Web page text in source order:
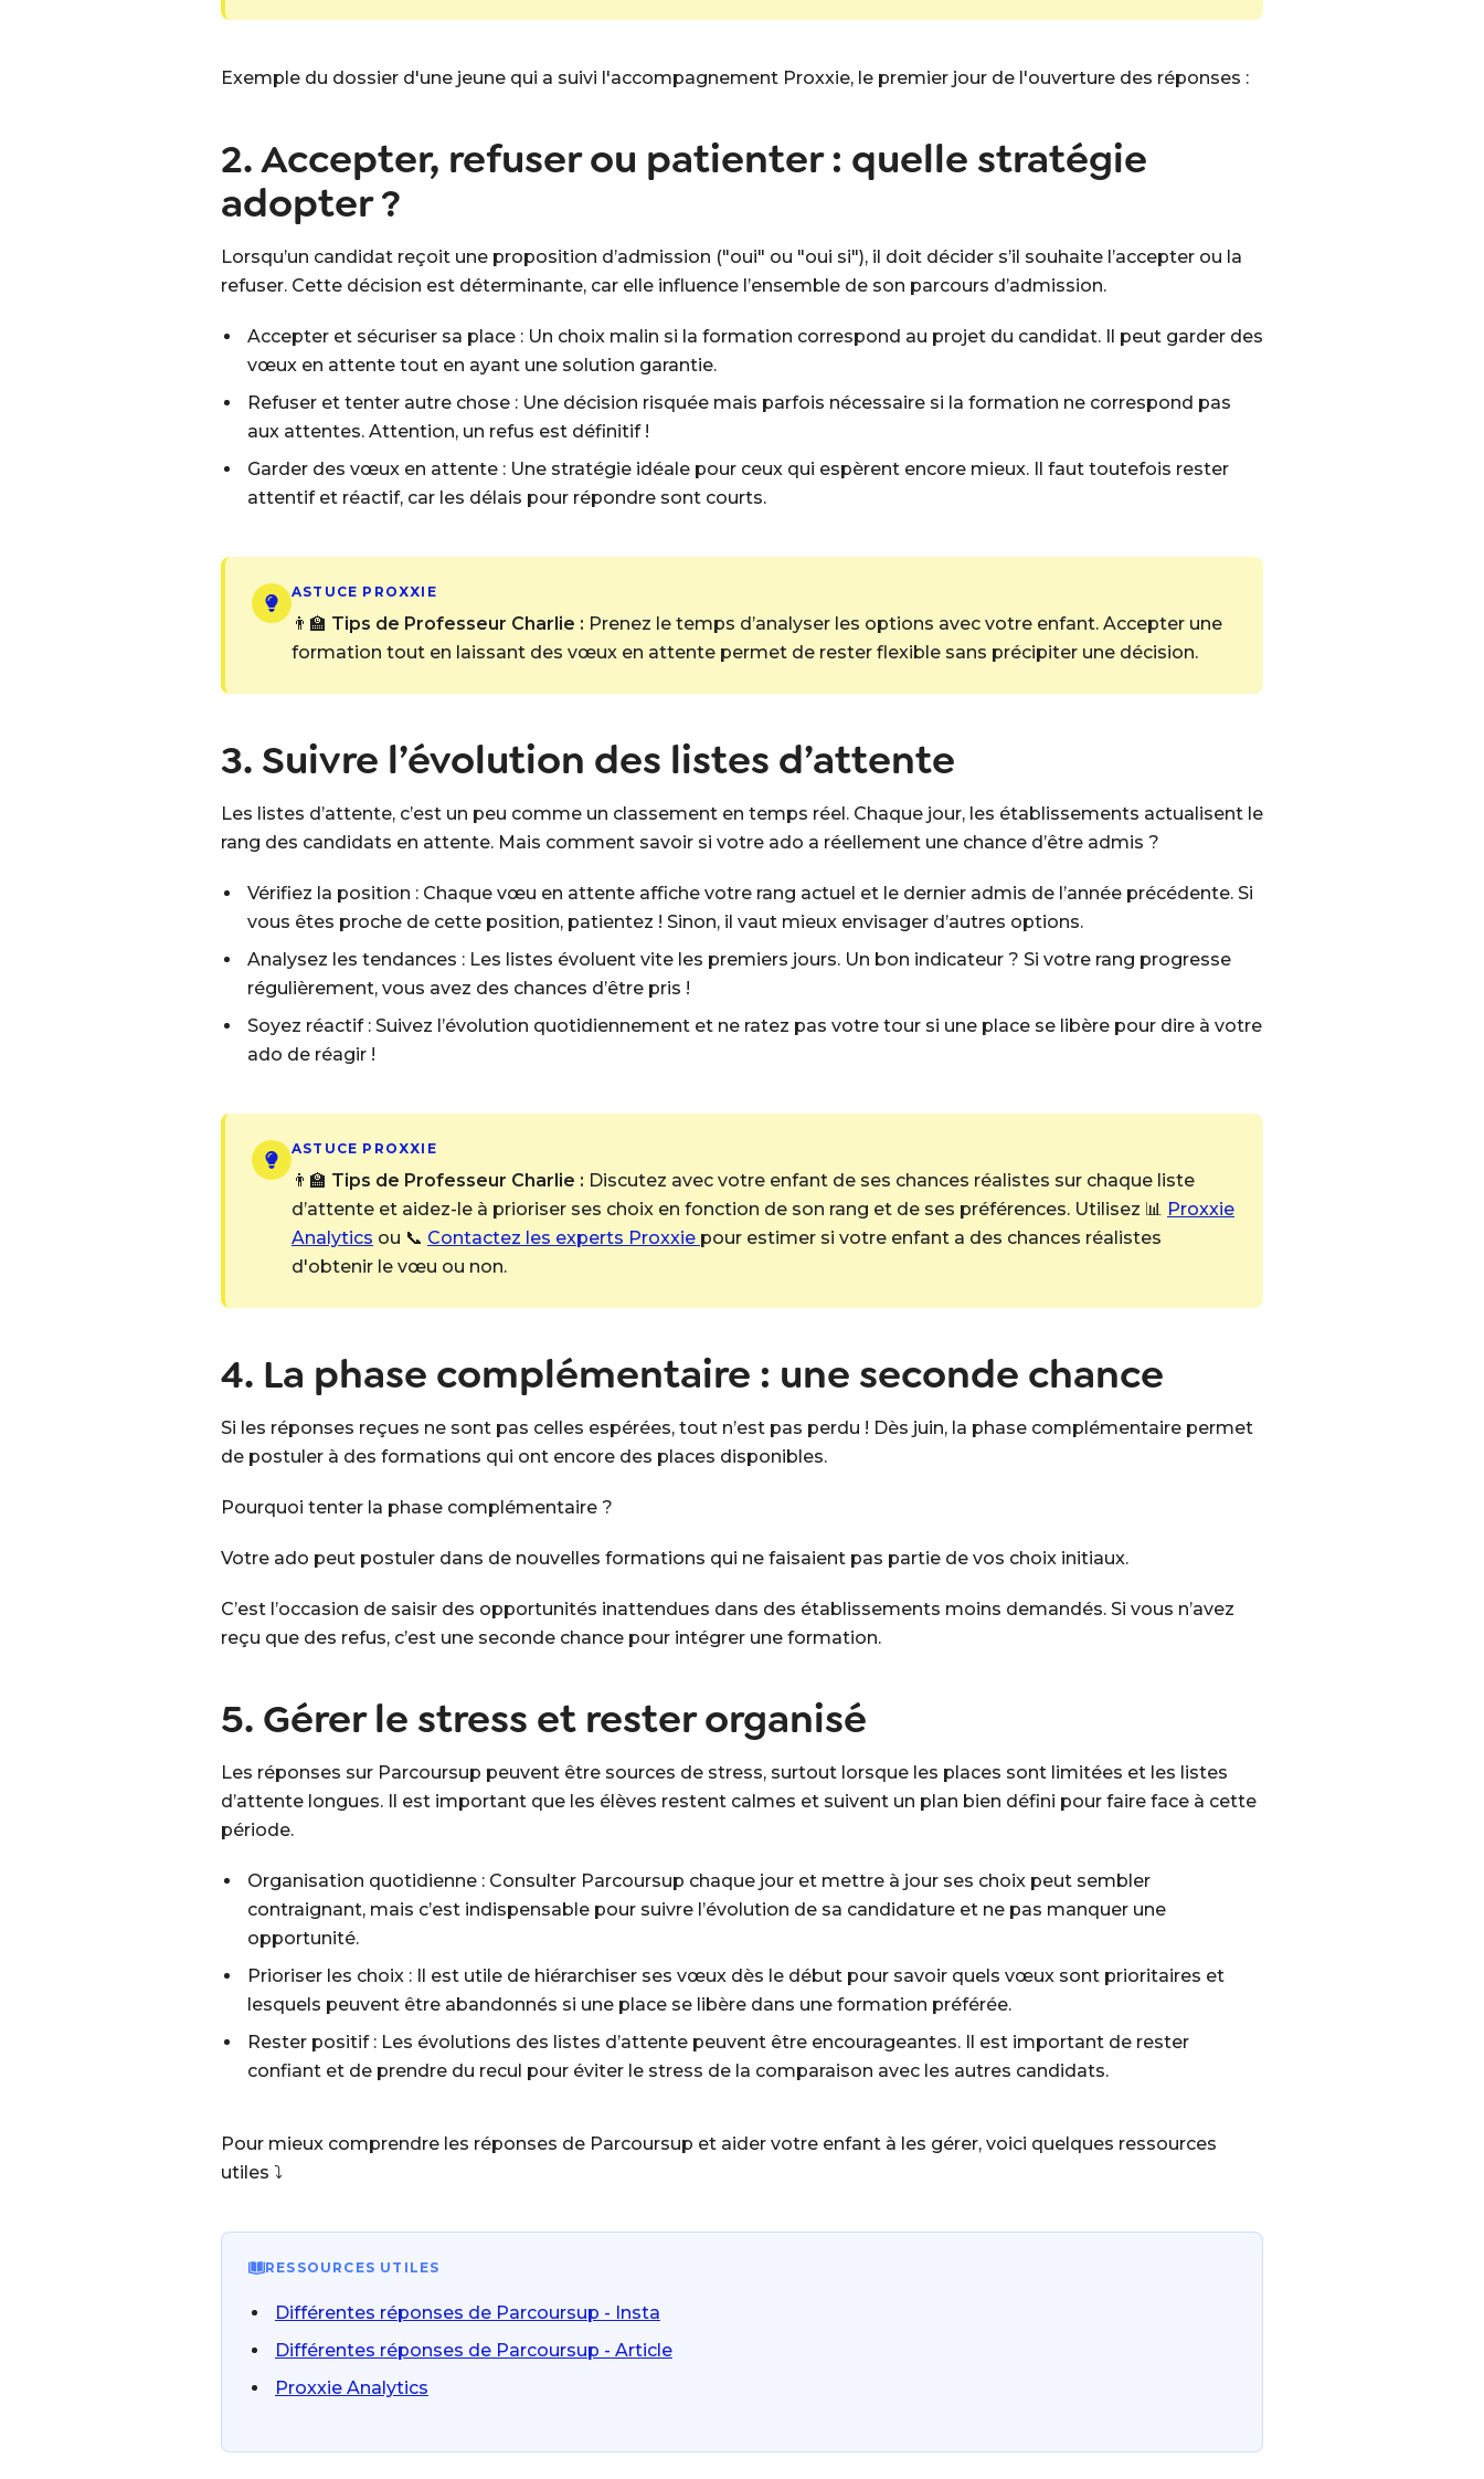
Exemple du dossier d'une jeune qui a suivi l'accompagnement Proxxie, le premier jour de l'ouverture des réponses :
2. Accepter, refuser ou patienter : quelle stratégie
adopter ?
Lorsqu’un candidat reçoit une proposition d’admission ("oui" ou "oui si"), il doit décider s’il souhaite l’accepter ou la
refuser. Cette décision est déterminante, car elle influence l’ensemble de son parcours d’admission.
Accepter et sécuriser sa place : Un choix malin si la formation correspond au projet du candidat. Il peut garder des
vœux en attente tout en ayant une solution garantie.
Refuser et tenter autre chose : Une décision risquée mais parfois nécessaire si la formation ne correspond pas
aux attentes. Attention, un refus est définitif !
Garder des vœux en attente : Une stratégie idéale pour ceux qui espèrent encore mieux. Il faut toutefois rester
attentif et réactif, car les délais pour répondre sont courts.
ASTUCE PROXXIE
👨‍🏫 Tips de Professeur Charlie : Prenez le temps d’analyser les options avec votre enfant. Accepter une
formation tout en laissant des vœux en attente permet de rester flexible sans précipiter une décision.
3. Suivre l’évolution des listes d’attente
Les listes d’attente, c’est un peu comme un classement en temps réel. Chaque jour, les établissements actualisent le
rang des candidats en attente. Mais comment savoir si votre ado a réellement une chance d’être admis ?
Vérifiez la position : Chaque vœu en attente affiche votre rang actuel et le dernier admis de l’année précédente. Si
vous êtes proche de cette position, patientez ! Sinon, il vaut mieux envisager d’autres options.
Analysez les tendances : Les listes évoluent vite les premiers jours. Un bon indicateur ? Si votre rang progresse
régulièrement, vous avez des chances d’être pris !
Soyez réactif : Suivez l’évolution quotidiennement et ne ratez pas votre tour si une place se libère pour dire à votre
ado de réagir !
ASTUCE PROXXIE
👨‍🏫 Tips de Professeur Charlie : Discutez avec votre enfant de ses chances réalistes sur chaque liste
d’attente et aidez-le à prioriser ses choix en fonction de son rang et de ses préférences. Utilisez 📊 Proxxie
Analytics ou 📞 Contactez les experts Proxxie pour estimer si votre enfant a des chances réalistes
d'obtenir le vœu ou non.
4. La phase complémentaire : une seconde chance
Si les réponses reçues ne sont pas celles espérées, tout n’est pas perdu ! Dès juin, la phase complémentaire permet
de postuler à des formations qui ont encore des places disponibles.
Pourquoi tenter la phase complémentaire ?
Votre ado peut postuler dans de nouvelles formations qui ne faisaient pas partie de vos choix initiaux.
C’est l’occasion de saisir des opportunités inattendues dans des établissements moins demandés. Si vous n’avez
reçu que des refus, c’est une seconde chance pour intégrer une formation.
5. Gérer le stress et rester organisé
Les réponses sur Parcoursup peuvent être sources de stress, surtout lorsque les places sont limitées et les listes
d’attente longues. Il est important que les élèves restent calmes et suivent un plan bien défini pour faire face à cette
période.
Organisation quotidienne : Consulter Parcoursup chaque jour et mettre à jour ses choix peut sembler
contraignant, mais c’est indispensable pour suivre l’évolution de sa candidature et ne pas manquer une
opportunité.
Prioriser les choix : Il est utile de hiérarchiser ses vœux dès le début pour savoir quels vœux sont prioritaires et
lesquels peuvent être abandonnés si une place se libère dans une formation préférée.
Rester positif : Les évolutions des listes d’attente peuvent être encourageantes. Il est important de rester
confiant et de prendre du recul pour éviter le stress de la comparaison avec les autres candidats.
Pour mieux comprendre les réponses de Parcoursup et aider votre enfant à les gérer, voici quelques ressources
utiles ⤵️
RESSOURCES UTILES
Différentes réponses de Parcoursup - Insta
Différentes réponses de Parcoursup - Article
Proxxie Analytics